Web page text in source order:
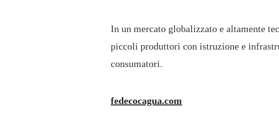
In un mercato globalizzato e altamente
piccoli produttori con istruzione e
consumatori.
fedecocagua.com